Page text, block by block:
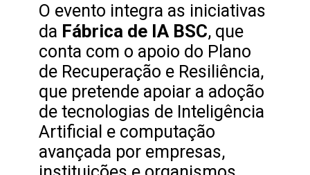
O evento integra as iniciativas
da Fábrica de IA BSC, que
conta com o apoio do Plano
de Recuperação e Resiliência,
que pretende apoiar a adoção
de tecnologias de Inteligência
Artificial e computação
avançada por empresas,